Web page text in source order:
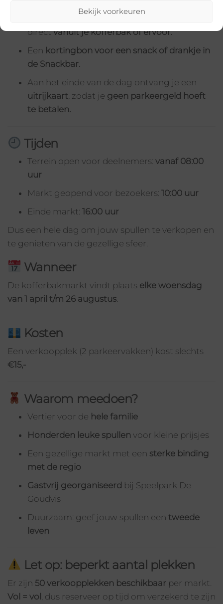
Bekijk voorkeuren
Je parkeert je auto en verkoopt je spullen
directvanuit je kofferbak of ervoor.
Een kortingbon voor een snack of drankje in
de Snackbar.
Aan het einde van de dag ontvang je een
uitrijkaart , zodat je geen parkeergeld hoeft
te betalen.
Tijden
Terrein open voor deelnemers: vanaf 08:00
uur
Markt geopend voor bezoekers: 10:00 uur
Einde markt: 16:00 uur
Dus een hele dag om jouw spullen te verkopen en
te genieten van de gezellige sfeer.
Wanneer
De kofferbakmarkt vindt plaats elke woensdag
van 1 april t/m 26 augustus.
Kosten
Een verkoopplek (2 parkeervakken) kost slechts
€15,-
Waarom meedoen?
Vertier voor de hele familie
Honderden leuke spullen voor kleine prijsjes
Een gezellige markt met een sterke binding
met de regio
Gastvrij georganiseerd bij Speelpark De
Goudvis
Duurzaam: geef jouw spullen een tweede
leven
Let op: beperkt aantal plekken
Er zijn 50 verkoopplekken beschikbaar per markt.
Vol = vol , dus reserveer op tijd om verzekerd te zijn